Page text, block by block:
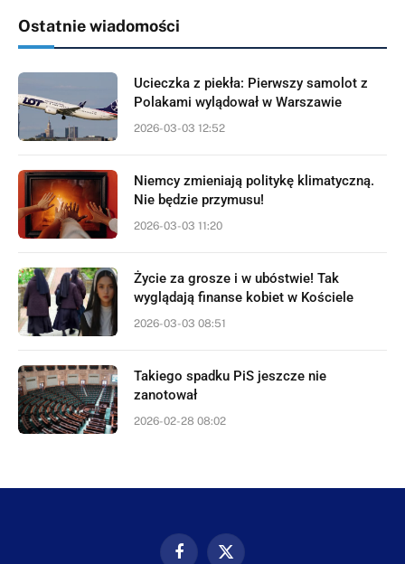
Ostatnie wiadomości
Ucieczka z piekła: Pierwszy samolot z
Polakami wylądował w Warszawie
2026-03-03 12:52
Niemcy zmieniają politykę klimatyczną.
Nie będzie przymusu!
2026-03-03 11:20
Życie za grosze i w ubóstwie! Tak
wyglądają finanse kobiet w Kościele
2026-03-03 08:51
Takiego spadku PiS jeszcze nie
zanotował
2026-02-28 08:02
FacebookX